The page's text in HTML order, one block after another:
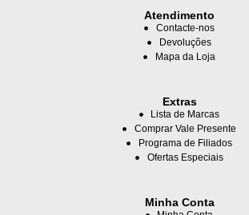
Atendimento
Contacte-nos
Devoluções
Mapa da Loja
Extras
Lista de Marcas
Comprar Vale Presente
Programa de Filiados
Ofertas Especiais
Minha Conta